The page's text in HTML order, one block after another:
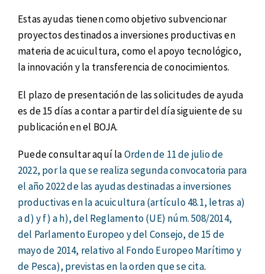
Estas ayudas tienen como objetivo subvencionar
proyectos destinados a inversiones productivas en
materia de acuicultura, como el apoyo tecnológico,
la innovación y la transferencia de conocimientos.
El plazo de presentación de las solicitudes de ayuda
es de 15 días a contar a partir del día siguiente de su
publicación en el BOJA.
Puede consultar aquí laOrden de 11 de julio de
2022, por la que se realiza segunda convocatoria para
el año 2022 de las ayudas destinadas a inversiones
productivas en la acuicultura (artículo 48.1, letras a)
a d) y f) a h), del Reglamento (UE) núm. 508/2014,
del Parlamento Europeo y del Consejo, de 15 de
mayo de 2014, relativo al Fondo Europeo Marítimo y
de Pesca), previstas en la orden que se cita.